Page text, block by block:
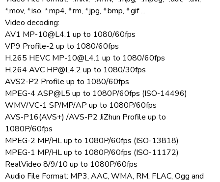
*.mov, *.iso, *.mp4, *.rm, *.jpg, *.bmp, *.gif ...
Video decoding:
AV1 MP-10@L4.1 up to 1080/60fps
VP9 Profile-2 up to 1080/60fps
H.265 HEVC MP-10@L4.1 up to 1080/60fps
H.264 AVC HP@L4.2 up to 1080/30fps
AVS2-P2 Profile up to 1080/60fps
MPEG-4 ASP@L5 up to 1080P/60fps (ISO-14496)
WMV/VC-1 SP/MP/AP up to 1080P/60fps
AVS-P16(AVS+) /AVS-P2 JiZhun Profile up to
1080P/60fps
MPEG-2 MP/HL up to 1080P/60fps (ISO-13818)
MPEG-1 MP/HL up to 1080P/60fps (ISO-11172)
RealVideo 8/9/10 up to 1080P/60fps
Audio File Format: MP3, AAC, WMA, RM, FLAC, Ogg and